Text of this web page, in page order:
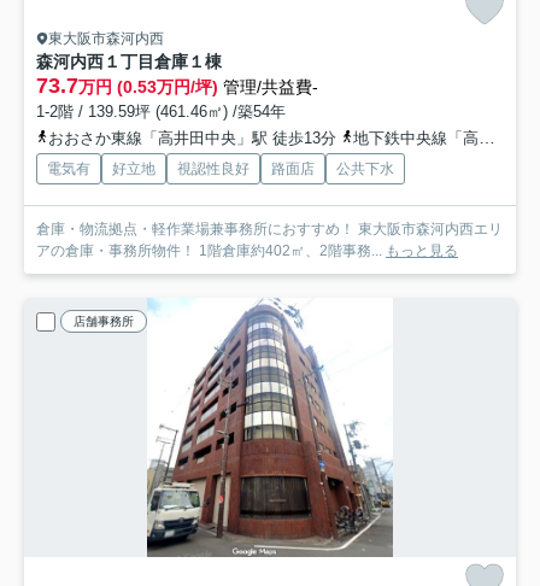
東大阪市森河内西
森河内西１丁目倉庫１棟
73.7万円 (0.53万円/坪) 管理/共益費-
1-2階 / 139.59坪 (461.46㎡) /築54年
おおさか東線「高井田中央」駅 徒歩13分
地下鉄中央線「高井田」駅 徒歩13分
電気有 好立地 視認性良好 路面店 公共下水
倉庫・物流拠点・軽作業場兼事務所におすすめ！ 東大阪市森河内西エリ
アの倉庫・事務所物件！ 1階倉庫約402㎡、2階事務... もっと見る
店舗事務所